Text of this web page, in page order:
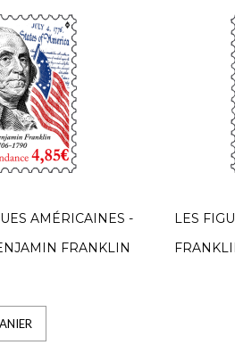
AMÉRICAINES -
FRANKLIN
LES